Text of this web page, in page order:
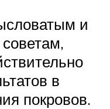
и
в
покровов.